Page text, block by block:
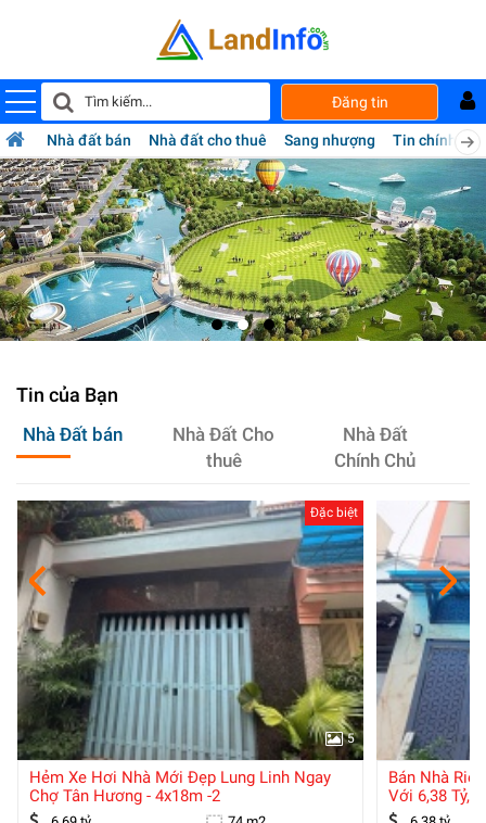
Mua
bán
đất
Landinfo.com.vn
Đăng tin
Nhà đất bán Nhà đất cho thuê Sang nhượng Tin chính chủ
Tin của Bạn
Nhà Đất bán
Nhà Đất Cho
thuê
Nhà Đất
Chính Chủ
5
Đặc biệt
Hẻm Xe Hơi Nhà Mới Đẹp Lung Linh Ngay
Chợ Tân Hương - 4x18m -2
Bán Nhà
Với 6,38 Tỷ,